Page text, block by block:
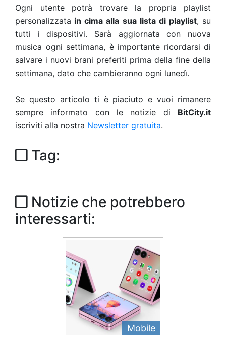
Ogni utente potrà trovare la propria playlist
personalizzata in cima alla sua lista di playlist, su
tutti i dispositivi. Sarà aggiornata con nuova
musica ogni settimana, è importante ricordarsi di
salvare i nuovi brani preferiti prima della fine della
settimana, dato che cambieranno ogni lunedì.
Se questo articolo ti è piaciuto e vuoi rimanere
sempre informato con le notizie di BitCity.it
iscriviti alla nostra Newsletter gratuita.
Tag:
Notizie che potrebbero
interessarti:
Mobile